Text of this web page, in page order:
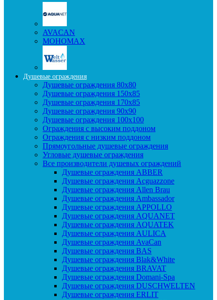
AVACAN
МОНОМАХ
Душевые ограждения
Душевые ограждения 80x80
Душевые ограждения 150x85
Душевые ограждения 170x85
Душевые ограждения 90x90
Душевые ограждения 100x100
Ограждения с высоким поддоном
Ограждения с низким поддоном
Прямоугольные душевые ограждения
Угловые душевые ограждения
Все производители душевых ограждений
Душевые ограждения ABBER
Душевые ограждения Acguazzone
Душевые ограждения Allen Brau
Душевые ограждения Ambassador
Душевые ограждения APPOLLO
Душевые ограждения AQUANET
Душевые ограждения AQUATEK
Душевые ограждения AULICA
Душевые ограждения AvaCan
Душевые ограждения BAS
Душевые ограждения Blak&White
Душевые ограждения BRAVAT
Душевые ограждения Domani-Spa
Душевые ограждения DUSCHWELTEN
Душевые ограждения ERLIT